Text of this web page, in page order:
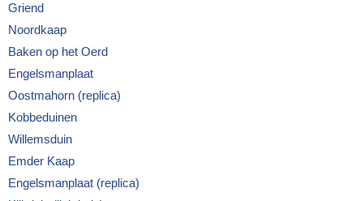
Griend
Noordkaap
Baken op het Oerd
Engelsmanplaat
Oostmahorn (replica)
Kobbeduinen
Willemsduin
Emder Kaap
Engelsmanplaat (replica)